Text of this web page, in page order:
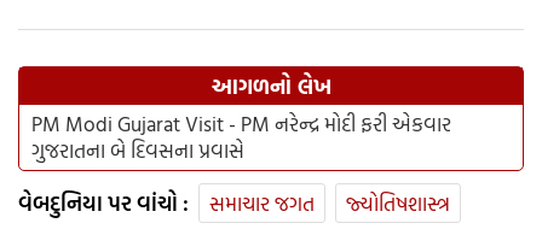
આગળનો લેખ
PM Modi Gujarat Visit - PM નરેન્દ્ર મોદી ફરી એકવાર
ગુજરાતના બે દિવસના પ્રવાસે
વેબદુનિયા પર વાંચો : સમાચાર જગત
જ્યોતિષશાસ્ત્ર